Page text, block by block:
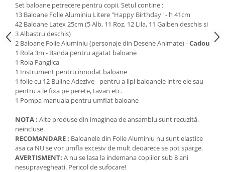
Set baloane petrecere pentru copii. Setul contine :
13 Baloane Folie Aluminiu Litere "Happy Birthday" - h 41cm
42 Baloane Latex 25cm (5 Alb, 11 Roz, 12 Lila, 11 Galben deschis si
3 Albastru deschis)
2 Baloane Folie Aluminiu (personaje din Desene Animate) -Cadou
1 Rola 3m - Banda pentru agatat baloane
1 Rola Panglica
1 Instrument pentru innodat baloane
1 folie cu 12 Buline Adezive - pentru a lipi baloanele intre ele sau
pentru a le fixa pe perete, tavan etc.
1 Pompa manuala pentru umflat baloane
NOTA : Alte produse din imaginea de ansamblu sunt recuzită,
neincluse.
RECOMANDARE : Baloanele din Folie Aluminiu nu sunt elastice
asa ca NU se vor umfla excesiv de mult deoarece se pot sparge.
AVERTISMENT: A nu se lasa la indemana copiilor sub 8 ani
nesupravegheati. Pericol de sufocare!